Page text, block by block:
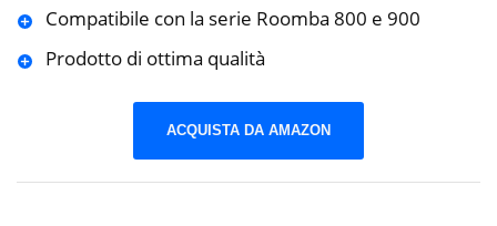
Compatibile con la serie Roomba 800 e 900
Prodotto di ottima qualità
ACQUISTA DA AMAZON